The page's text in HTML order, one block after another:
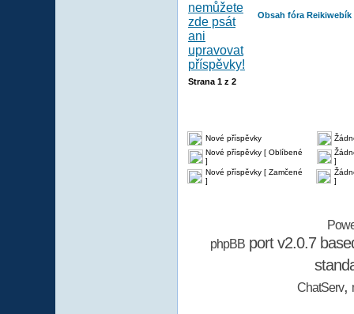
Obsah fóra Reikiwebík
Strana 1 z 2
Nové příspěvky
Nové příspěvky [ Oblíbené
]
]
Nové příspěvky [ Zamčené
]
]
phpBBport v2.0.7
ChatServ,